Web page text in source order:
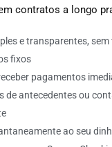
contratos a longo
e transparentes,
fixos
pagamentos
de antecedentes ou
ao seu